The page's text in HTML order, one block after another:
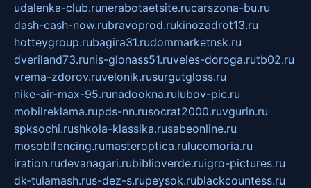
udalenka-club.runerabotaetsite.rucarszona-bu.ru
dash-cash-now.rubravoprod.rukinozadrot13.ru
hotteygroup.rubagira31.rudommarketnsk.ru
dveriland73.runis-glonass51.ruveles-doroga.rutb02.ru
vrema-zdorov.ruvelonik.rusurgutgloss.ru
nike-air-max-95.runadookna.rulubov-pic.ru
mobilreklama.rupds-nn.rusocrat2000.ruvgurin.ru
spksochi.rushkola-klassika.rusabeonline.ru
mosoblfencing.rumasteroptica.rulucomoria.ru
iration.rudevanagari.rubiblioverde.ruigro-pictures.ru
dk-tulamash.rus-dez-s.rupeysok.rublackcountess.ru